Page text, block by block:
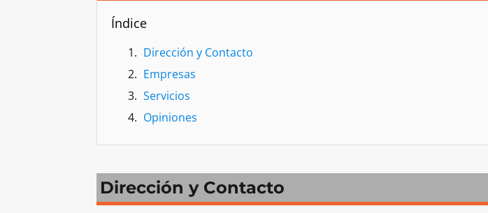
Índice
Dirección y Contacto
Empresas
Servicios
Opiniones
Dirección y Contacto